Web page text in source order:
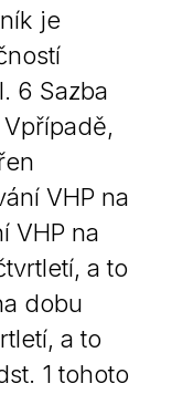
je
6 Sazba
VHP na
VHP na
a to
dobu
a to
1 tohoto